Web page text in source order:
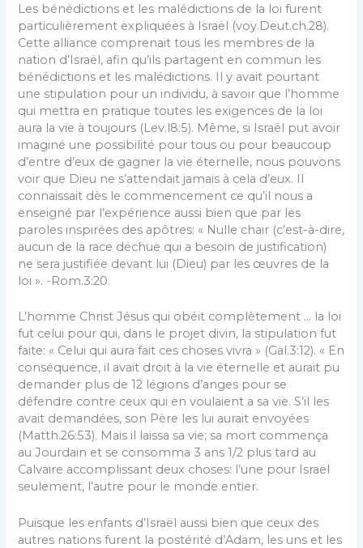
Les bénédictions et les malédictions de la loi furent
particulièrement expliquées à Israël (voy.Deut.ch.28).
Cette alliance comprenait tous les membres de la
nation d’Israël, afin qu’ils partagent en commun les
bénédictions et les malédictions. Il y avait pourtant
une stipulation pour un individu, à savoir que l’homme
qui mettra en pratique toutes les exigences de la loi
aura la vie à toujours (Lev.l8:5). Même, si Israël put avoir
imaginé une possibilité pour tous ou pour beaucoup
d’entre d’eux de gagner la vie éternelle, nous pouvons
voir que Dieu ne s’attendait jamais à cela d’eux. Il
connaissait dès le commencement ce qu’il nous a
enseigné par l’expérience aussi bien que par les
paroles inspirées des apôtres: « Nulle chair (c’est-à-dire,
aucun de la race déchue qui a besoin de justification)
ne sera justifiée devant lui (Dieu) par les œuvres de la
loi ». -Rom.3:20.
L’homme Christ Jésus qui obéit complètement … la loi
fut celui pour qui, dans le projet divin, la stipulation fut
faite: « Celui qui aura fait ces choses vivra » (Gal.3:12). « En
conséquence, il avait droit à la vie éternelle et aurait pu
demander plus de 12 légions d’anges pour se
défendre contre ceux qui en voulaient a sa vie. S’il les
avait demandées, son Père les lui aurait envoyées
(Matth.26:53). Mais il laissa sa vie; sa mort commença
au Jourdain et se consomma 3 ans 1/2 plus tard au
Calvaire accomplissant deux choses: l’une pour Israël
seulement, l’autre pour le monde entier.
Puisque les enfants d’Israël aussi bien que ceux des
autres nations furent la postérité d’Adam, les uns et les